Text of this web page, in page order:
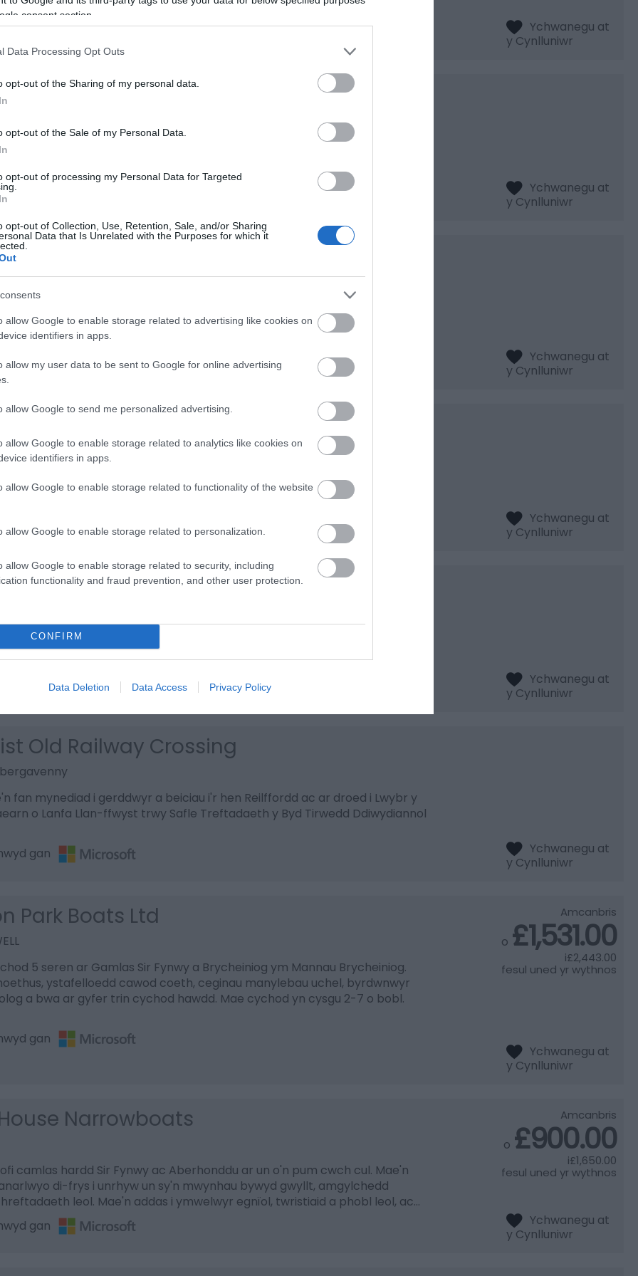
consent section.
Data Processing Opt Outs
opt-out of the Sharing of my personal data.
opt-out of the Sale of my Personal Data.
opt-out of processing my Personal Data for Targeted
opt-out of Collection, Use, Retention, Sale, and/or Sharing
Data that Is Unrelated with the Purposes for which it
allow Google to enable storage related to advertising like cookies on
identifiers in apps.
allow my user data to be sent to Google for online advertising
allow Google to send me personalized advertising.
allow Google to enable storage related to analytics like cookies on
identifiers in apps.
allow Google to enable storage related to functionality of the website
allow Google to enable storage related to personalization.
allow Google to enable storage related to security, including
functionality and fraud prevention, and other user protection.
CONFIRM
Data Deletion Data Access Privacy Policy
gan
Walk - Llanfoist Canal West Walk
2.8 milltir ar hyd y trac beicio i Gofilon ac yn ôl ar hyd y gamlas.
gan
Café
yn stop delfrydol ar gyfer bwyd blasus a diodydd adfywiol gyda seddi
agored.
gan
Govilon. Rydym wedi bod yn gweithredu'n falch ers dros 45 mlynedd.
Wharf & Canal Visitor Centre
Goytre yn safle treftadaeth ddiwydiannol 200 mlwydd oed sy'n cynnwys
brysur a marina ar Gamlas Sir Fynwy ac Aberhonddu.
Old Railway Crossing
fan mynediad i gerddwyr a beiciau i'r hen Reilffordd ac ar droed i Lwybr y
o Lanfa Llan-ffwyst trwy Safle Treftadaeth y Byd Tirwedd Ddiwydiannol
gan
Park Boats Ltd
5 seren ar Gamlas Sir Fynwy a Brycheiniog ym Mannau Brycheiniog.
ystafelloedd cawod coeth, ceginau manylebau uchel, byrdwnwyr
a bwa ar gyfer trin cychod hawdd. Mae cychod yn cysgu 2-7 o bobl.
gan
Amcanbris
o £1,531.00
i£2,443.00
fesul uned yr wythnos
Narrowboats
camlas hardd Sir Fynwy ac Aberhonddu ar un o'n pum cwch cul. Mae'n
di-frys i unrhyw un sy'n mwynhau bywyd gwyllt, amgylchedd
leol. Mae'n addas i ymwelwyr egnïol, twristiaid a phobl leol, ac…
gan
Amcanbris
o £900.00
i£1,650.00
fesul uned yr wythnos